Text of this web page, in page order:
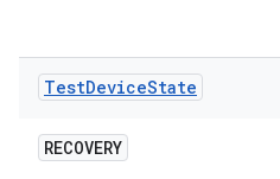
TestDeviceState
RECOVERY